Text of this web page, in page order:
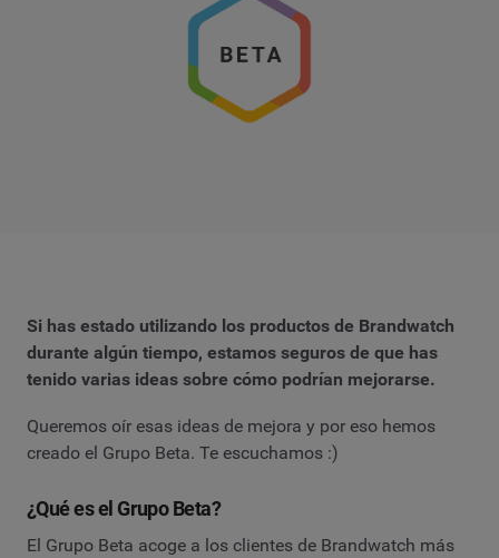
Si has estado utilizando los productos de Brandwatch
durante algún tiempo, estamos seguros de que has
tenido varias ideas sobre cómo podrían mejorarse.
Queremos oír esas ideas de mejora y por eso hemos
creado el Grupo Beta. Te escuchamos :)
¿Qué es el Grupo Beta?
El Grupo Beta acoge a los clientes de Brandwatch más